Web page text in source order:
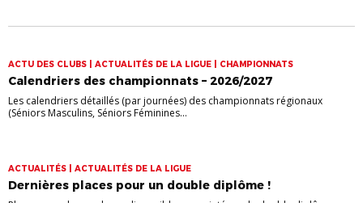
ACTU DES CLUBS | ACTUALITÉS DE LA LIGUE | CHAMPIONNATS
Calendriers des championnats – 2026/2027
Les calendriers détaillés (par journées) des championnats régionaux
(Séniors Masculins, Séniors Féminines...
ACTUALITÉS | ACTUALITÉS DE LA LIGUE
Dernières places pour un double diplôme !